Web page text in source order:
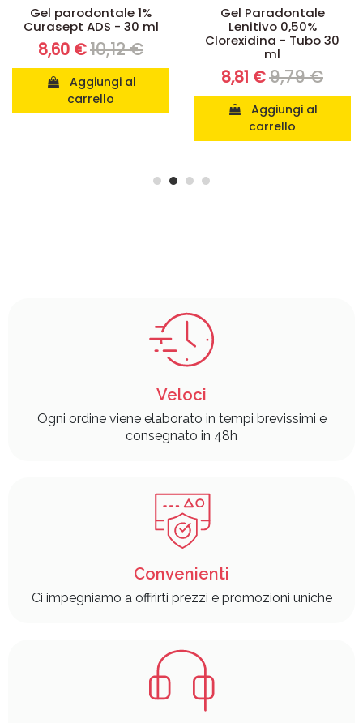
Gel Paradontale
Lenitivo 0,50%
Clorexidina - Tubo 30
ml
8,81 €9,79 €
Eutrosis DS Shampoo
Doccia
22,67 €25,19 €
Aggiungi al
carrello
Veloci
Ogni ordine viene elaborato in tempi brevissimi e
consegnato in 48h
Convenienti
Ci impegniamo a offrirti prezzi e promozioni uniche